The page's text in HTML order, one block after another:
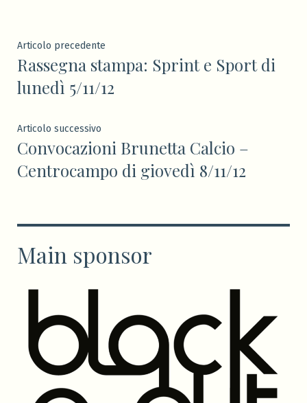
Navigazione
articoli
Articolo precedente
precedente:
Rassegna stampa: Sprint e Sport di
lunedì 5/11/12
Articolo successivo
successivo:
Convocazioni Brunetta Calcio –
Centrocampo di giovedì 8/11/12
Main sponsor